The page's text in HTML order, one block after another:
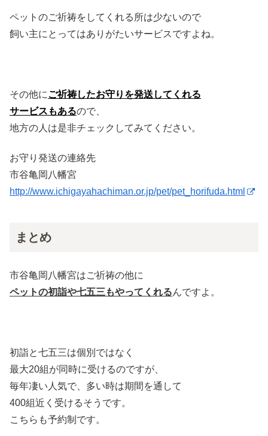
ペットのご祈祷をしてくれる所は少ないので
飼い主にとってはありがたいサービスですよね。
その他にご祈祷したお守りを発送してくれる
サービスもあるので、
地方の人は是非チェックしてみてください。
お守り発送の連絡先
市谷亀岡八幡宮
http://www.ichigayahachiman.or.jp/pet/pet_horifuda.html
まとめ
市谷亀岡八幡宮はご祈祷の他に
ペットの初詣や七五三もやってくれるんですよ。
初詣と七五三は個別ではなく
最大20組が同時に受けるのですが、
毎年凄い人気で、多い時は期間を通して
400組近く受けるそうです。
こちらも予約制です。